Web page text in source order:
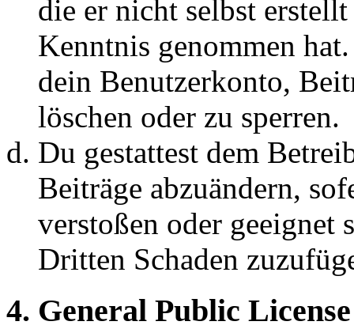
die er nicht selbst
Kenntnis genommen
dein Benutzerkonto,
löschen oder zu sperren.
Du gestattest dem
Beiträge abzuändern,
verstoßen oder geeignet
Dritten Schaden
4. General Public License